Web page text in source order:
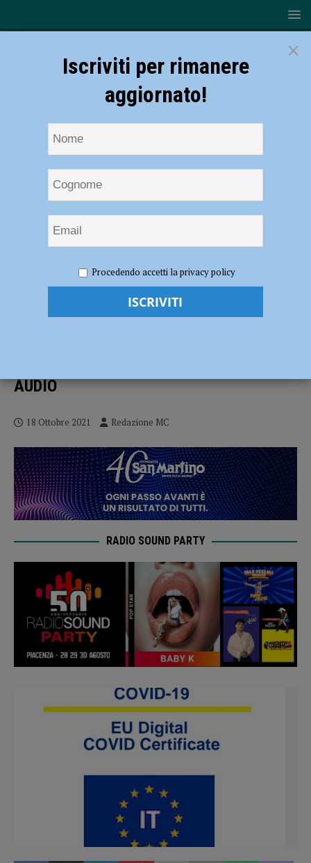
Green Pass, De Rosa (Ugl): “Diverse persone non hanno potuto
lavorare, richiederemo un risarcimento” – AUDIO
Difficoltà ad avere il Green Pass, De Rosa
AUDIO
18 Ottobre 2021 Redazione MC
RADIO SOUND PARTY
×
Iscriviti per rimanere
aggiornato!
Procedendo accetti la privacy policy